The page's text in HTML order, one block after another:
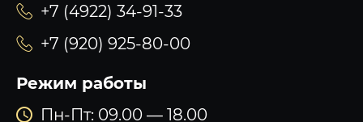
+7 (4922) 34-91-33
+7 (920) 925-80-00
Режим работы
Пн-Пт: 09.00 — 18.00